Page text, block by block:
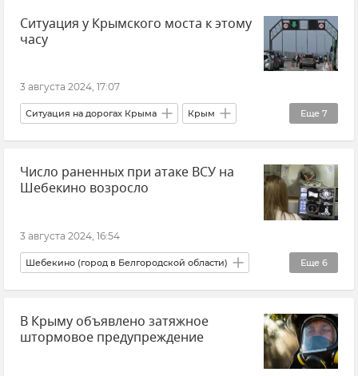
Ситуация на дорогах Крыма и хроника ДТП
ДТП в Крыму и Севастополе
Новости Крыма
Ситуация у Крымского моста к этому
часу
3 августа 2024, 17:07
Еще 7
Ситуация на дорогах Крыма Крым
Крымский мост Транспорт Логистика
Керчь Тамань Краснодарский край
Число раненных при атаке ВСУ на
Шебекино возросло
3 августа 2024, 16:54
Еще 6
Шебекино (город в Белгородской области)
Белгородская область
Обстрелы Белгородской области
Происшествия Вячеслав Гладков
В Крыму объявлено затяжное
штормовое предупреждение